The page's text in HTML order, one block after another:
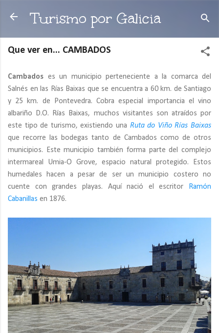
Ir al contenido principal
Turismo por Galicia
Que ver en... CAMBADOS
Cambados es un municipio perteneciente a la comarca del
Salnés en las Rías Baixas que se encuentra a 60 km. de Santiago
y 25 km. de Pontevedra. Cobra especial importancia el vino
albariño D.O. Rías Baixas, muchos visitantes son atraídos por
este tipo de turismo, existiendo una Ruta do Viño Rías Baixas
que recorre las bodegas tanto de Cambados como de otros
municipios. Este municipio también forma parte del complejo
intermareal Umia-O Grove, espacio natural protegido. Estos
humedales hacen a pesar de ser un municipio costero no
cuente con grandes playas. Aquí nació el escritor
Ramón
Cabanillas en 1876.